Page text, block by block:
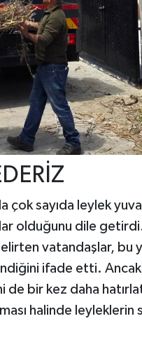
çok sayıda leylek
olduğunu dile
vatandaşlar, bu
ifade etti.
bir kez daha
halinde